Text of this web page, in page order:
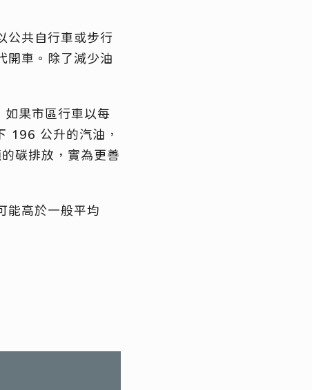
公共自行車或步行
開車。除了減少油
果市區行車以每
196 公升的汽油，
碳排放，實為更善
能高於一般平均